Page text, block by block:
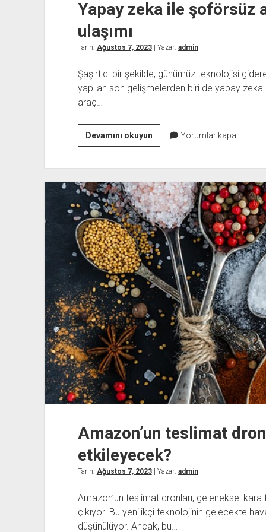
Yapay zeka ile şoförsüz
ulaşımı
Tarih: Ağustos 7, 2023| Yazar: admin
Şaşırtıcı bir şekilde, günümüz teknolojisi
yapılan son gelişmelerden biri de yapay zeka
araç…
Devamını okuyunYapay
zeka
araçlar:
Geleceğin
ulaşımı
Yorumlar kapalı
Amazon’un teslimat
etkileyecek?
Tarih: Ağustos 7, 2023| Yazar: admin
Amazon’un teslimat dronları, geleneksel
çıkıyor. Bu yenilikçi teknolojinin gelecekte
düşünülüyor. Ancak, bu…